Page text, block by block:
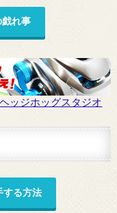
戯れ事
ッジホッグスタジオ
する方法